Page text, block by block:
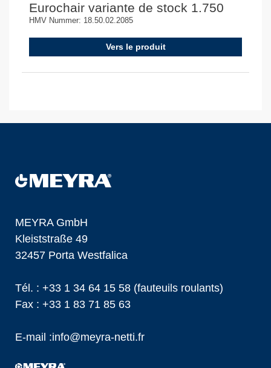
Eurochair variante de stock 1.750
HMV Nummer: 18.50.02.2085
Vers le produit
MEYRA GmbH
Kleiststraße 49
32457 Porta Westfalica
Tél. : +33 1 34 64 15 58 (fauteuils roulants)
Fax : +33 1 83 71 85 63
E-mail :info@meyra-netti.fr